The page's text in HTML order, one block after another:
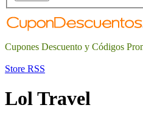
Cupones Descuento y Códigos
Store RSS
Lol Travel